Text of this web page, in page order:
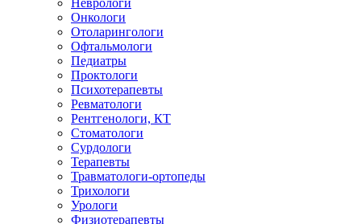
Неврологи
Онкологи
Отоларингологи
Офтальмологи
Педиатры
Проктологи
Психотерапевты
Ревматологи
Рентгенологи, КТ
Стоматологи
Сурдологи
Терапевты
Травматологи-ортопеды
Трихологи
Урологи
Физиотерапевты